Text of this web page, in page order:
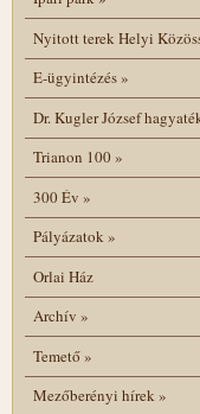
Nyitott terek Helyi
E-ügyintézés»
Dr. Kugler József
Trianon 100»
300 Év »
Pályázatok»
Orlai Ház
Archív »
Temető»
Mezőberényi hírek»